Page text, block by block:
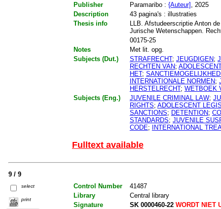
Publisher
Paramaribo : {Auteur] , 2025
Description
43 pagina's : illustraties
Thesis info
LLB. Afstudeerscriptie Anton
Jurische Wetenschappen.
00175-25
Notes
Met lit. opg.
Subjects (Dut.)
STRAFRECHT; JEUGDIGEN;
RECHTEN VAN;
HET;
INTERNATIONALE NORMEN;
HERSTELRECHT; WETBOEK
Subjects (Eng.)
JUVENILE CRIMINAL LAW;
RIGHTS; ADOLESCENT
SANCTIONS; DETENTION;
STANDARDS; JUVENILE
CODE; INTERNATIONAL
Fulltext available
9 / 9
select
print
Control Number
41487
Library
Central library
Signature
SK 0000460-22WORDT NIET